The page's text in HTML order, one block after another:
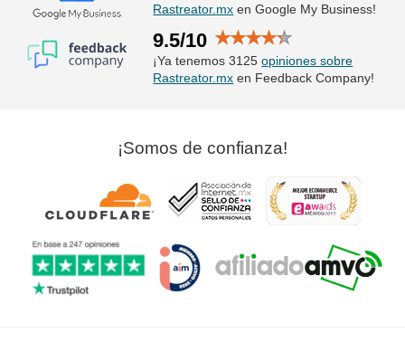
Rastreator.mx en Google My Business!
9.5/10
¡Ya tenemos 3125opiniones sobre
Rastreator.mx en Feedback Company!
¡Somos de confianza!